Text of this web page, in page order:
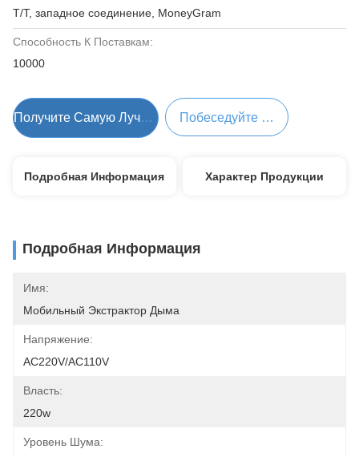
T/T, западное соединение, MoneyGram
Способность К Поставкам:
10000
Получите Самую Лучшую Цену Побеседуйте Теперь
Подробная Информация Характер Продукции
Подробная Информация
Имя:
Мобильный Экстрактор Дыма
Напряжение:
AC220V/AC110V
Власть:
220w
Уровень Шума: